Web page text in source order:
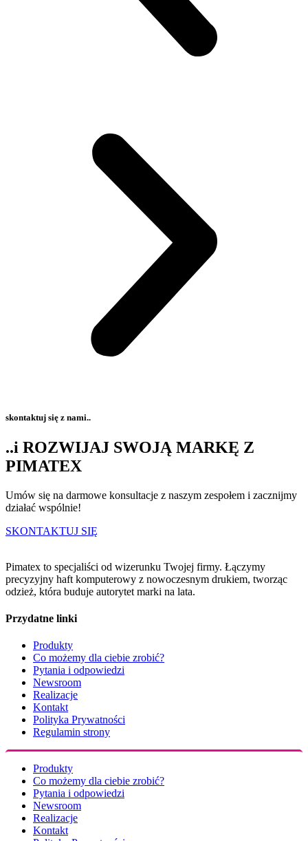
skontaktuj się z nami..
..i ROZWIJAJ SWOJĄ MARKĘ Z
PIMATEX
Umów się na darmowe konsultacje z naszym zespołem i zacznijmy
działać wspólnie!
SKONTAKTUJ SIĘ
Pimatex to specjaliści od wizerunku Twojej firmy. Łączymy
precyzyjny haft komputerowy z nowoczesnym drukiem, tworząc
odzież, która buduje autorytet marki na lata.
Przydatne linki
Produkty
Co możemy dla ciebie zrobić?
Pytania i odpowiedzi
Newsroom
Realizacje
Kontakt
Polityka Prywatności
Regulamin strony
Produkty
Co możemy dla ciebie zrobić?
Pytania i odpowiedzi
Newsroom
Realizacje
Kontakt